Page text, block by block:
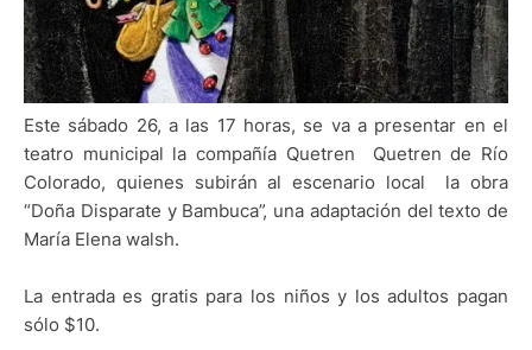
Este sábado 26, a las 17 horas, se va a presentar en el
teatro municipal la compañía Quetren Quetren de Río
Colorado, quienes subirán al escenario local la obra
“Doña Disparate y Bambuca”, una adaptación del texto de
María Elena walsh.
La entrada es gratis para los niños y los adultos pagan
sólo $10.